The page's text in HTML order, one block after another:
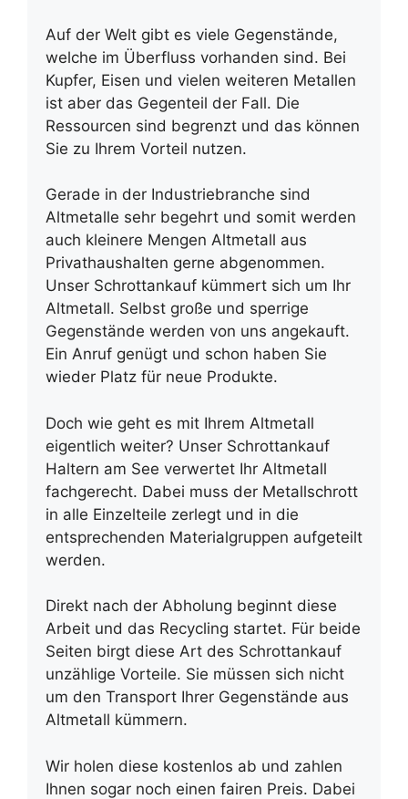
Auf der Welt gibt es viele Gegenstände,
welche im Überfluss vorhanden sind. Bei
Kupfer, Eisen und vielen weiteren Metallen
ist aber das Gegenteil der Fall. Die
Ressourcen sind begrenzt und das können
Sie zu Ihrem Vorteil nutzen.
Gerade in der Industriebranche sind
Altmetalle sehr begehrt und somit werden
auch kleinere Mengen Altmetall aus
Privathaushalten gerne abgenommen.
Unser Schrottankauf kümmert sich um Ihr
Altmetall. Selbst große und sperrige
Gegenstände werden von uns angekauft.
Ein Anruf genügt und schon haben Sie
wieder Platz für neue Produkte.
Doch wie geht es mit Ihrem Altmetall
eigentlich weiter? Unser Schrottankauf
Haltern am See verwertet Ihr Altmetall
fachgerecht. Dabei muss der Metallschrott
in alle Einzelteile zerlegt und in die
entsprechenden Materialgruppen aufgeteilt
werden.
Direkt nach der Abholung beginnt diese
Arbeit und das Recycling startet. Für beide
Seiten birgt diese Art des Schrottankauf
unzählige Vorteile. Sie müssen sich nicht
um den Transport Ihrer Gegenstände aus
Altmetall kümmern.
Wir holen diese kostenlos ab und zahlen
Ihnen sogar noch einen fairen Preis. Dabei